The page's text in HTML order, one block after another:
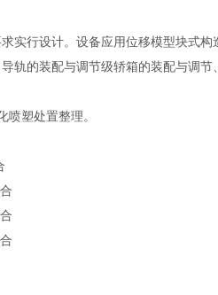
实行设计。设备应用位移模型块式
轨的装配与调节级轿箱的装配与调
喷塑处置整理。